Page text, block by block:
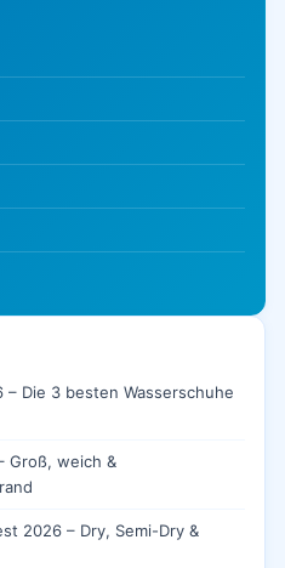
Die 3 besten Wasserschuhe
Groß, weich &
2026 – Dry, Semi-Dry &